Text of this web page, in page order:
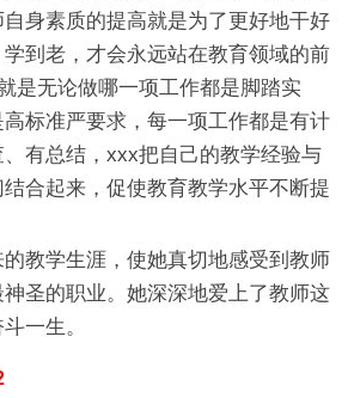
身素质的提高就是为了更好地干好
到老，才会永远站在教育领域的前
是无论做哪一项工作都是脚踏实
标准严要求，每一项工作都是有计
有总结，xxx把自己的教学经验与
合起来，促使教育教学水平不断提
学生涯，使她真切地感受到教师
圣的职业。她深深地爱上了教师这
一生。